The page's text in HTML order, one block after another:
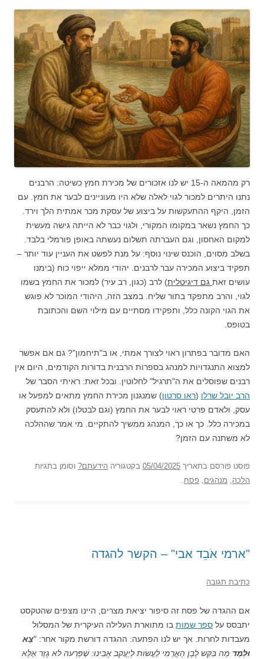
רק מהמאה ה-15 יש לנו אזכורים של מכירת חמץ כשיטה: הרבנים
נתנו היתרים למכור לגוי לאלה שלא היו מעוניינים לבער את חמץ. עם
הזמן, היקף ההתעקשות על ביצוע של עסקת מכר אמתית הלך וירד.
כך החמץ נשאר במקומו המקורי, ולגוי כבר לא הייתה גישה מעשית
למקום האחסון, וגם העברתה תשלום נעשתה באופן פורמלי בלבד.
בשלב מסוים, הוכנס שינוי נוסף: על מנת לפשט את העניין עוד יותר –
תפקיד ביצוע המכירה עבר לרבנים. יהודי ממלא ייפוי כוח (בימנו
עושים זאת גם דיגיטלית) לרב (כגון, רב עיר) למכור את החמץ בשמו
לגוי, והרב מתפקד בתור שליח. במצב הזה, היהודי המוכר לא פוגש
את הגוי הקונה כלל, ותפקידו מסתיים עם מילוי השם והכתובת
בטופס.
האם מדובר בפתרון ראוי לצורך אמתי, או ב"תיחמון"? גם אם אפשר
למצוא התנגדויות למנהג בספרות הרבנית בדורות הקודמים, היום אין
רבנים שפוסלים את ה"תרגיל" לחלוטין. ובכל זאת: ראיתי הסבר של
הרב יובל שרלו (ראו סרטון) שמנגנון מכירת החמץ מתאים למפעל או
עסק, ולאדם פרטי ראוי לבער את החמץ (וגם לבטלו) ולא להתעסק
במכירה כלל. כך או כך, המנהג ממשיך להתקיים. מי אמר שההלכה
לא משתנה עם הזמן?
פוסט פורסם בתאריך 05/04/2025 בקטגוריה הידעתם? וסומן בתגיות
הלכה, מנהגים, פסח.
"ארמי אֹבֵד אבי" – הקשר להגדה
כתיבת תגובה
אם ההגדה של פסח זה סיפור יציאת מצרים, היינו מצפים שהטקסט
יתבסס על ספר שמות בו מתוארת העלילה העיקרית של המסלול
מעבדות לחרות. אך יש לנו הפתעה: ההגדה דורשת מקור אחר: "צֵא
וּלְמַד מַה בִּקֵּש לָבָן הָאֲרַמִי לַעֲשׂות לְיַעֲקב אָבִינוּ: שֶׁפַּרְעה לא גָזַר אֶלָּא